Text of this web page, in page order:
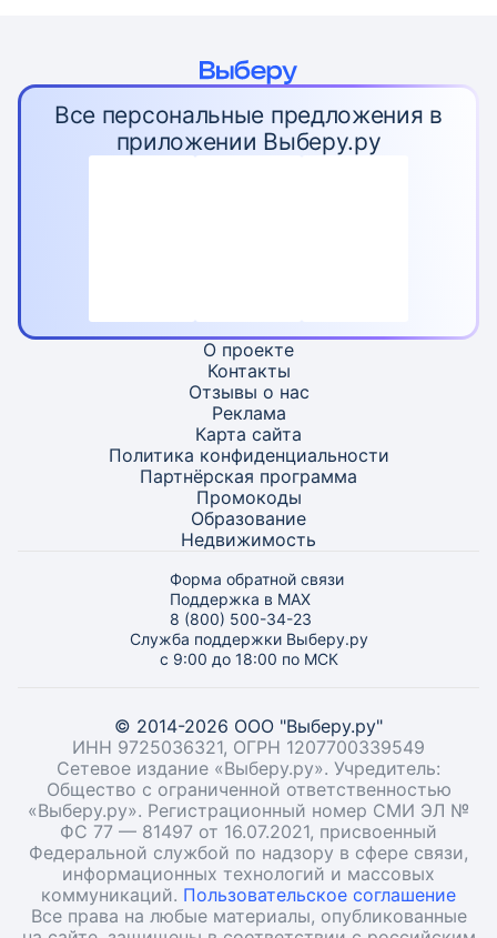
Все персональные предложения в
приложении Выберу.ру
О проекте
Контакты
Отзывы о нас
Реклама
Карта сайта
Политика конфиденциальности
Партнёрская программа
Промокоды
Образование
Недвижимость
Форма обратной связи
Поддержка в MAX
8 (800) 500-34-23
Служба поддержки Выберу.ру
с 9:00 до 18:00 по МСК
© 2014-2026 ООО "Выберу.ру"
ИНН 9725036321, ОГРН 1207700339549
Сетевое издание «Выберу.ру». Учредитель:
Общество с ограниченной ответственностью
«Выберу.ру». Регистрационный номер СМИ ЭЛ №
ФС 77 — 81497 от 16.07.2021, присвоенный
Федеральной службой по надзору в сфере связи,
информационных технологий и массовых
коммуникаций. Пользовательское соглашение
Все права на любые материалы, опубликованные